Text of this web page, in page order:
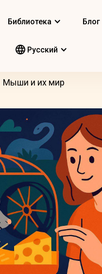
Библиотека Блог
Pусский
Мыши и их мир